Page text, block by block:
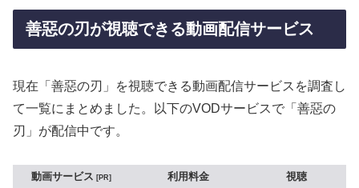
善惡の刃が視聴できる動画配信サービス
現在「善惡の刃」を視聴できる動画配信サービスを調査し
て一覧にまとめました。以下のVODサービスで「善惡の
刃」が配信中です。
動画サービス PR 利用料金
視聴